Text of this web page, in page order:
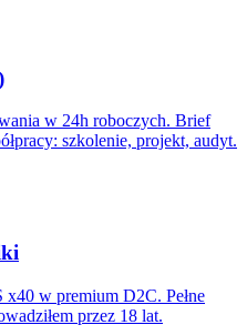
w 24h roboczych. Brief
szkolenie, projekt, audyt.
w premium D2C. Pełne
przez 18 lat.